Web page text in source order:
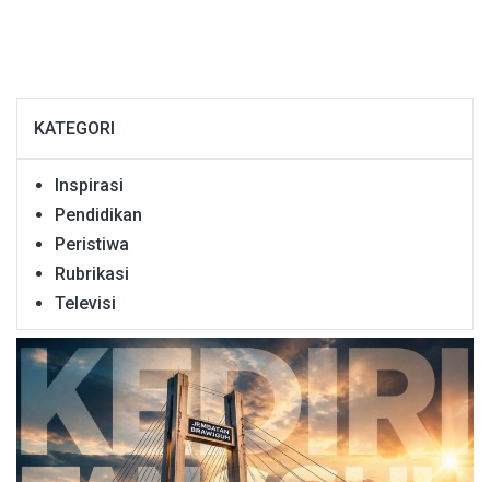
KATEGORI
Inspirasi
Pendidikan
Peristiwa
Rubrikasi
Televisi